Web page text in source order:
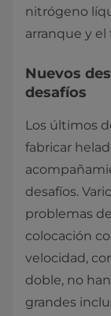
nitrógeno
arranque y
Nuevos
desafíos
Los últimos
fabricar
desafíos.
problemas
colocación
velocidad,
doble, no
grandes